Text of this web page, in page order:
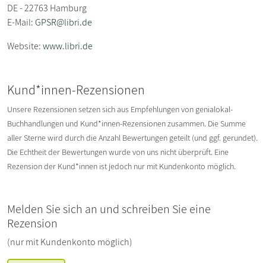
DE - 22763 Hamburg
E-Mail:GPSR@libri.de
Website:www.libri.de
Kund*innen-Rezensionen
Unsere Rezensionen setzen sich aus Empfehlungen von genialokal-
Buchhandlungen und Kund*innen-Rezensionen zusammen. Die Summe
aller Sterne wird durch die Anzahl Bewertungen geteilt (und ggf. gerundet).
Die Echtheit der Bewertungen wurde von uns nicht überprüft. Eine
Rezension der Kund*innen ist jedoch nur mit Kundenkonto möglich.
Melden Sie sich an und schreiben Sie eine
Rezension
(nur mit Kundenkonto möglich)